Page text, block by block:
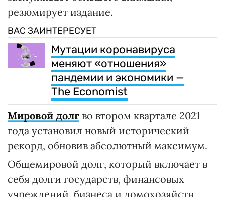
резюмирует издание.
ВАС ЗАИНТЕРЕСУЕТ
Мутации коронавируса
меняют «отношения»
пандемии и экономики —
The Economist
Мировой долг во втором квартале 2021
года установил новый исторический
рекорд, обновив абсолютный максимум.
Общемировой долг, который включает в
себя долги государств, финансовых
учреждений, бизнеса и домохозяйств